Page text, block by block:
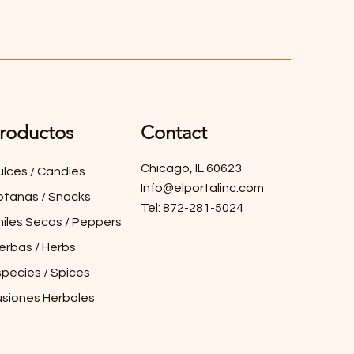
Contact
/ Candies
/ Snacks
Secos / Peppers
/ Herbs
/ Spices
Herbales
Chicago, IL 60623
Info@elportalinc.com
Tel: 872-281-5024